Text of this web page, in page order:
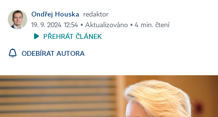
Ondřej Houska
redaktor
19. 9. 2024 12:54 ▪ Aktualizováno ▪ 4 min. čtení
PŘEHRÁT ČLÁNEK
ODEBÍRAT AUTORA